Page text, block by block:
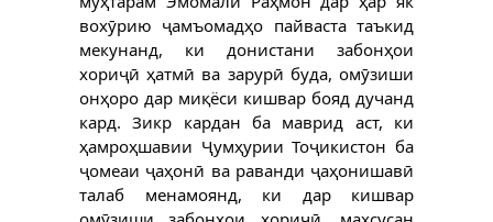
вохӯрию ҷамъомадҳо пайваста таъкид
мекунанд, ки донистани забонҳои
хориҷӣ ҳатмӣ ва зарурӣ буда, омӯзиши
онҳоро дар миқёси кишвар бояд дучанд
кард. Зикр кардан ба маврид аст, ки
ҳамроҳшавии Ҷумҳурии Тоҷикистон ба
ҷомеаи ҷаҳонӣ ва раванди ҷаҳонишавӣ
талаб менамоянд, ки дар кишвар